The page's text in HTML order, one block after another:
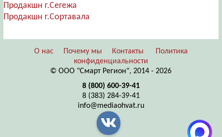
Продакшн г.Сегежа
Продакшн г.Сортавала
О нас Почему мы Контакты
Политика
конфиденциальности
© ООО "Смарт Регион", 2014 - 2026
8 (800) 600-39-41
8 (383) 284-39-41
info@mediaohvat.ru